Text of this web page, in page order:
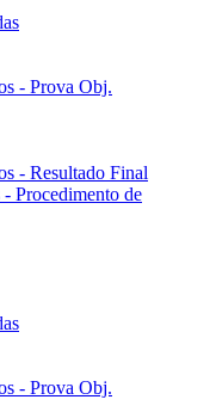
- Prova Obj.
- Resultado Final
- Procedimento de
- Prova Obj.